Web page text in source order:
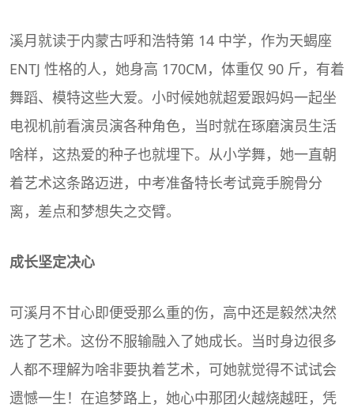
溪月就读于内蒙古呼和浩特第 14 中学，作为天蝎座
ENTJ 性格的人，她身高 170CM，体重仅 90 斤，有着
舞蹈、模特这些大爱。小时候她就超爱跟妈妈一起坐
电视机前看演员演各种角色，当时就在琢磨演员生活
啥样，这热爱的种子也就埋下。从小学舞，她一直朝
着艺术这条路迈进，中考准备特长考试竟手腕骨分
离，差点和梦想失之交臂。
成长坚定决心
可溪月不甘心即便受那么重的伤，高中还是毅然决然
选了艺术。这份不服输融入了她成长。当时身边很多
人都不理解为啥非要执着艺术，可她就觉得不试试会
遗憾一生！在追梦路上，她心中那团火越烧越旺，凭